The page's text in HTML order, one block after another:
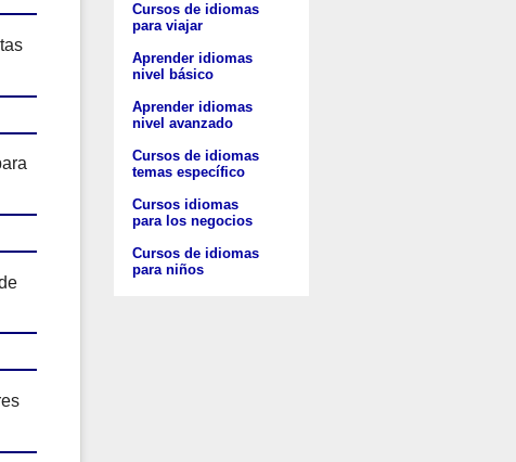
Cursos de idiomas
para viajar
Aprender idiomas
nivel básico
Aprender idiomas
nivel avanzado
Cursos de idiomas
temas específico
Cursos idiomas
para los negocios
Cursos de idiomas
para niños